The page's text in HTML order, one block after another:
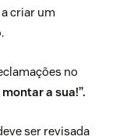
criar um
no
a sua!”.
ser revisada